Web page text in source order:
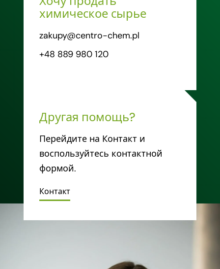
химическое сырье
zakupy@centro-chem.pl
+48 889 980 120
Другая помощь?
Перейдите на Контакт и
воспользуйтесь контактной
формой.
Контакт